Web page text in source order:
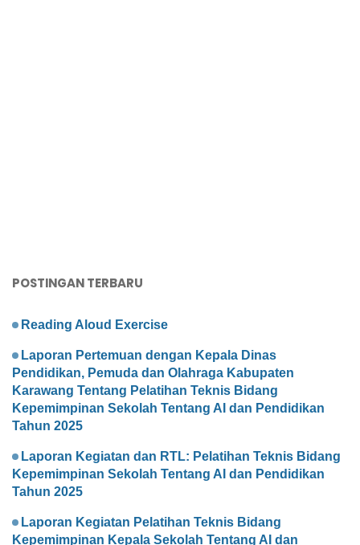
POSTINGAN TERBARU
Reading Aloud Exercise
Laporan Pertemuan dengan Kepala Dinas
Pendidikan, Pemuda dan Olahraga Kabupaten
Karawang Tentang Pelatihan Teknis Bidang
Kepemimpinan Sekolah Tentang AI dan Pendidikan
Tahun 2025
Laporan Kegiatan dan RTL: Pelatihan Teknis Bidang
Kepemimpinan Sekolah Tentang AI dan Pendidikan
Tahun 2025
Laporan Kegiatan Pelatihan Teknis Bidang
Kepemimpinan Kepala Sekolah Tentang AI dan